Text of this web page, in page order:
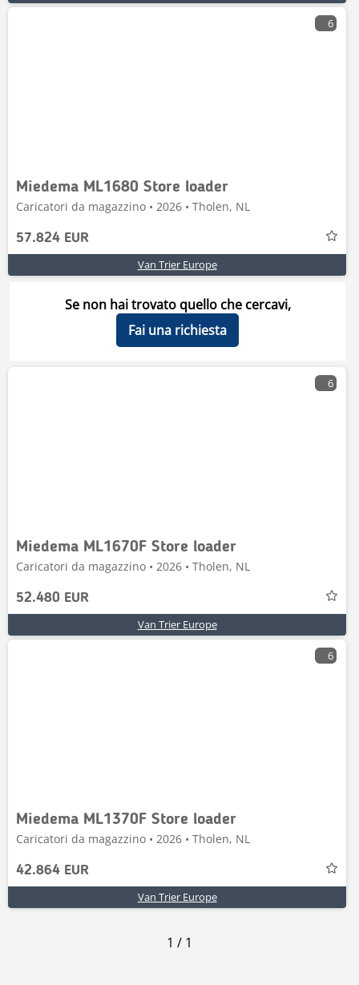
6
Miedema ML1680 Store loader
Caricatori da magazzino • 2026 • Tholen, NL
57.824 EUR
Van Trier Europe
Se non hai trovato quello che cercavi,
Fai una richiesta
6
Miedema ML1670F Store loader
Caricatori da magazzino • 2026 • Tholen, NL
52.480 EUR
Van Trier Europe
6
Miedema ML1370F Store loader
Caricatori da magazzino • 2026 • Tholen, NL
42.864 EUR
Van Trier Europe
1 / 1